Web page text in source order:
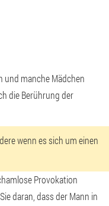
und manche Mädchen
die Berührung der
wenn es sich um einen
Provokation
daran, dass der Mann in